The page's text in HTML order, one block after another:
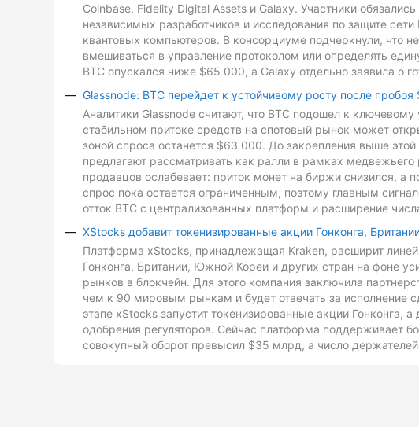
Coinbase, Fidelity Digital Assets и Galaxy. Участники
независимых разработчиков и исследования по защите
квантовых компьютеров. В консорциуме подчеркнули, что
вмешиваться в управление протоколом или определять
BTC опускался ниже $65 000, а Galaxy отдельно заявила о
Glassnode: BTC перейдет к устойчивому росту после
Аналитики Glassnode считают, что BTC подошел к
стабильном притоке средств на спотовый рынок может
зоной спроса останется $63 000. До закрепления выше
предлагают рассматривать как ралли в рамках
продавцов ослабевает: приток монет на биржи снизился, а
спрос пока остается ограниченным, поэтому главным
отток BTC с централизованных платформ и расширение
XStocks добавит токенизированные акции Гонконга,
Платформа xStocks, принадлежащая Kraken, расширит
Гонконга, Британии, Южной Кореи и других стран на фоне
рынков в блокчейн. Для этого компания заключила
чем к 90 мировым рынкам и будет отвечать за исполнение
этапе xStocks запустит токенизированные акции Гонконга,
одобрения регуляторов. Сейчас платформа поддерживает
совокупный оборот превысил $35 млрд, а число